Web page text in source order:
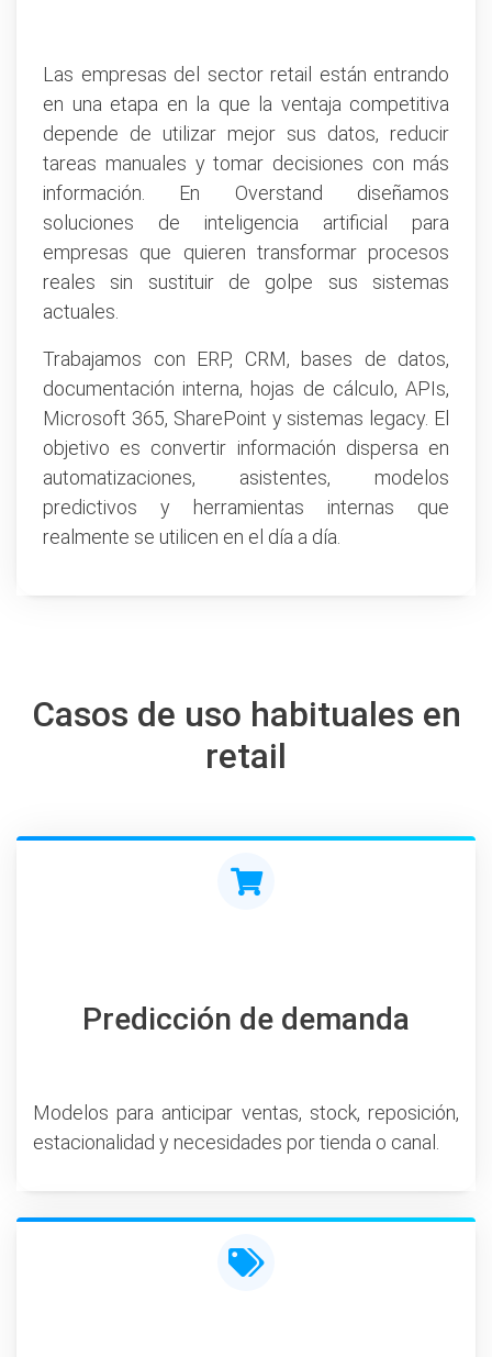
Las empresas del sector retail están entrando
en una etapa en la que la ventaja competitiva
depende de utilizar mejor sus datos, reducir
tareas manuales y tomar decisiones con más
información. En Overstand diseñamos
soluciones de inteligencia artificial para
empresas que quieren transformar procesos
reales sin sustituir de golpe sus sistemas
actuales.
Trabajamos con ERP, CRM, bases de datos,
documentación interna, hojas de cálculo, APIs,
Microsoft 365, SharePoint y sistemas legacy. El
objetivo es convertir información dispersa en
automatizaciones, asistentes, modelos
predictivos y herramientas internas que
realmente se utilicen en el día a día.
Casos de uso habituales en
retail
Predicción de demanda
Modelos para anticipar ventas, stock, reposición,
estacionalidad y necesidades por tienda o canal.